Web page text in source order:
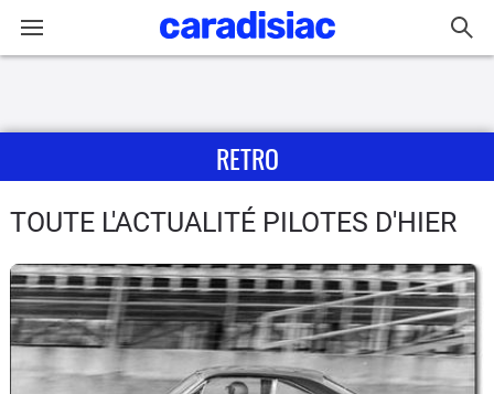
Actu
Essais
Guide
d'achat
RETRO
TOUTE L'ACTUALITÉ PILOTES D'HIER